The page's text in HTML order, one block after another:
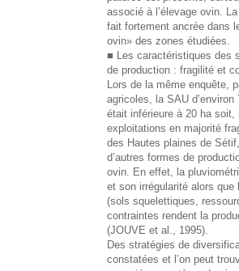
associé à l’élevage ovin.
fait fortement ancrée dans
ovin» des zones étudiées.
■ Les caractéristiques des
de production : fragilité et
Lors de la même enquête,
agricoles, la SAU
était inférieure à 20 ha
exploitations en majorité
des Hautes plaines de
d’autres formes de
ovin. En effet, la
et son irrégularité alors
(sols squelettiques,
contraintes rendent la
(JOUVE et al., 1995).
Des stratégies de
constatées et l’on peut